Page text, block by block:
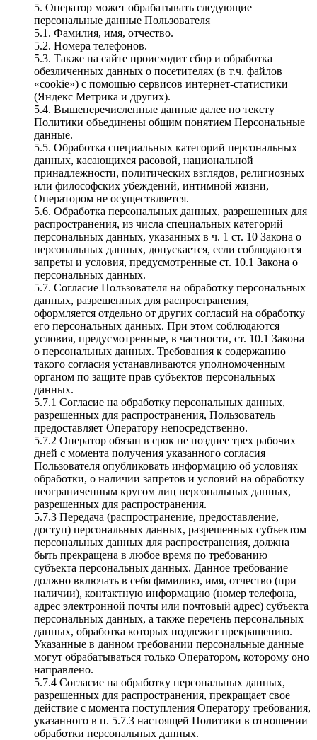
5. Оператор может обрабатывать следующие
персональные данные Пользователя
5.1. Фамилия, имя, отчество.
5.2. Номера телефонов.
5.3. Также на сайте происходит сбор и обработка
обезличенных данных о посетителях (в т.ч. файлов
«cookie») с помощью сервисов интернет-статистики
(Яндекс Метрика и других).
5.4. Вышеперечисленные данные далее по тексту
Политики объединены общим понятием Персональные
данные.
5.5. Обработка специальных категорий персональных
данных, касающихся расовой, национальной
принадлежности, политических взглядов, религиозных
или философских убеждений, интимной жизни,
Оператором не осуществляется.
5.6. Обработка персональных данных, разрешенных для
распространения, из числа специальных категорий
персональных данных, указанных в ч. 1 ст. 10 Закона о
персональных данных, допускается, если соблюдаются
запреты и условия, предусмотренные ст. 10.1 Закона о
персональных данных.
5.7. Согласие Пользователя на обработку персональных
данных, разрешенных для распространения,
оформляется отдельно от других согласий на обработку
его персональных данных. При этом соблюдаются
условия, предусмотренные, в частности, ст. 10.1 Закона
о персональных данных. Требования к содержанию
такого согласия устанавливаются уполномоченным
органом по защите прав субъектов персональных
данных.
5.7.1 Согласие на обработку персональных данных,
разрешенных для распространения, Пользователь
предоставляет Оператору непосредственно.
5.7.2 Оператор обязан в срок не позднее трех рабочих
дней с момента получения указанного согласия
Пользователя опубликовать информацию об условиях
обработки, о наличии запретов и условий на обработку
неограниченным кругом лиц персональных данных,
разрешенных для распространения.
5.7.3 Передача (распространение, предоставление,
доступ) персональных данных, разрешенных субъектом
персональных данных для распространения, должна
быть прекращена в любое время по требованию
субъекта персональных данных. Данное требование
должно включать в себя фамилию, имя, отчество (при
наличии), контактную информацию (номер телефона,
адрес электронной почты или почтовый адрес) субъекта
персональных данных, а также перечень персональных
данных, обработка которых подлежит прекращению.
Указанные в данном требовании персональные данные
могут обрабатываться только Оператором, которому оно
направлено.
5.7.4 Согласие на обработку персональных данных,
разрешенных для распространения, прекращает свое
действие с момента поступления Оператору требования,
указанного в п. 5.7.3 настоящей Политики в отношении
обработки персональных данных.